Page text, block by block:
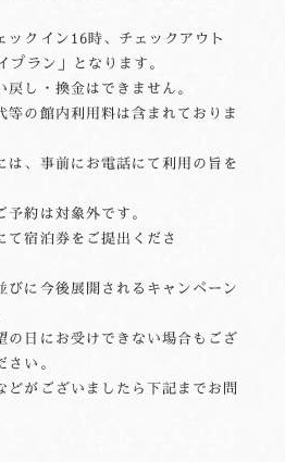
クイン16時、チェックアウト
プラン」となります。
戻し・換金はできません。
等の館内利用料は含まれておりま
は、事前にお電話にて利用の旨を
約は対象外です。
て宿泊券をご提出くださ
びに今後展開されるキャンペーン
の日にお受けできない場合もござ
い。
がございましたら下記までお問